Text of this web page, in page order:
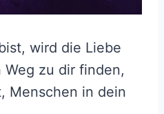
wird die Liebe
Weg zu dir finden,
Menschen in dein